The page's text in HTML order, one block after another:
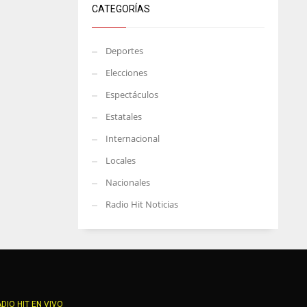
CATEGORÍAS
Deportes
Elecciones
Espectáculos
Estatales
Internacional
Locales
Nacionales
Radio Hit Noticias
HIT EN VIVO